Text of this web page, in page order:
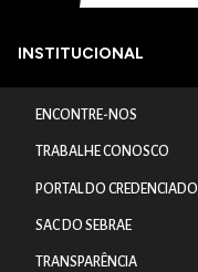
INSTITUCIONAL
ENCONTRE-NOS
TRABALHE CONOSCO
PORTAL DO CREDENCIADO
SAC DO SEBRAE
TRANSPARÊNCIA